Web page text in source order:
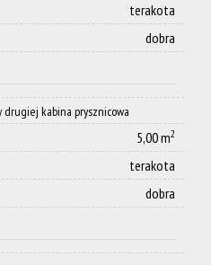
terakota
dobra
drugiej kabina prysznicowa
5,00 m2
terakota
dobra